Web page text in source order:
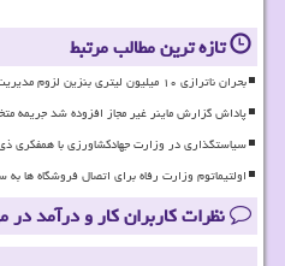
تازه ترین مطالب مرتبط
بحران ناترازی ۱۰ میلیون لیتری بنزین لزوم مدیریت تقاضا و اصلاح ساختار
پاداش گزارش ماینر غیر مجاز افزوده شد جریمه
سیاستگذاری در وزارت جهادکشاورزی با همفکری
اولتیماتوم وزارت رفاه برای اتصال فروشگاه ها
نظرات کاربران کار و درآمد